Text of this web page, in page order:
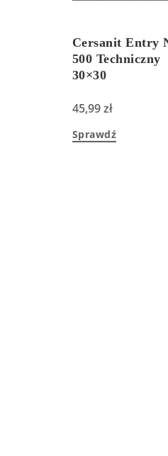
Cersanit Entry
500 Techniczny
30×30
45,99zł
Sprawdź